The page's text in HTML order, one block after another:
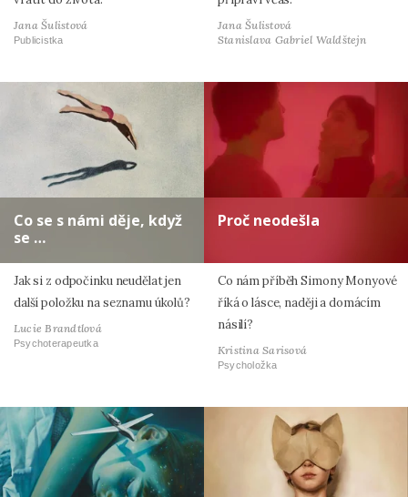
Jana Šulistová
Publicistka
Jana Šulistová
Stanislava Gabriel Waldštejn
Co se s námi děje, když
se …
Jak si z odpočinku neudělat jen
další položku na seznamu úkolů?
Lucie Brandtlová
Psychoterapeutka
Proč neodešla
Co nám příběh Simony Monyové
říká o lásce, naději a domácím
násilí?
Kristina Sarisová
Psycholožka